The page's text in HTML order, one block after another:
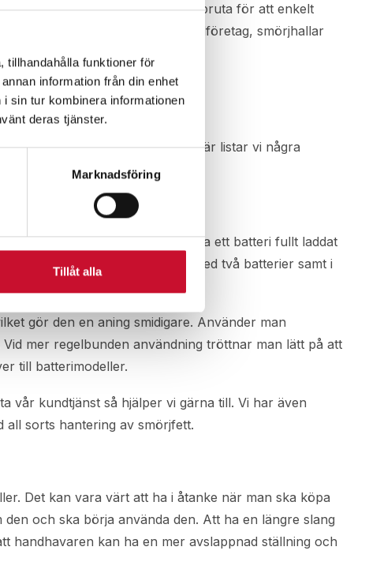
tillhandahålla funktioner för
information från din enhet
sin tur kombinera informationen
deras tjänster.
Marknadsföring
Tillåt alla
filter. Att då använda en fettspruta för att enkelt
många lantbruk, entreprenadföretag, smörjhallar
ett par saker att ha i åtanke. Här listar vi några
klokt val. Tänk då på att alltid ha ett batteri fullt laddat
på marknaden levereras med två batterier samt i
gör den en aning smidigare. Använder man
mer regelbunden användning tröttnar man lätt på att
till batterimodeller.
vår kundtjänst så hjälper vi gärna till. Vi har även
all sorts hantering av smörjfett.
Det kan vara värt att ha i åtanke när man ska köpa
och ska börja använda den. Att ha en längre slang
handhavaren kan ha en mer avslappnad ställning och